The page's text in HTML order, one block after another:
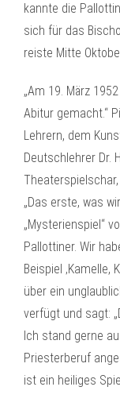
kannte die
sich für das
reiste Mitte
„Am 19. März
Abitur gemacht.“
Lehrern, dem
Deutschlehrer Dr.
„Das erste, was
„Mysterienspiel“
Pallottiner. Wir
Beispiel ‚Kamelle,
über ein
verfügt und sagt:
Ich stand gerne
Priesterberuf
ist ein heiliges